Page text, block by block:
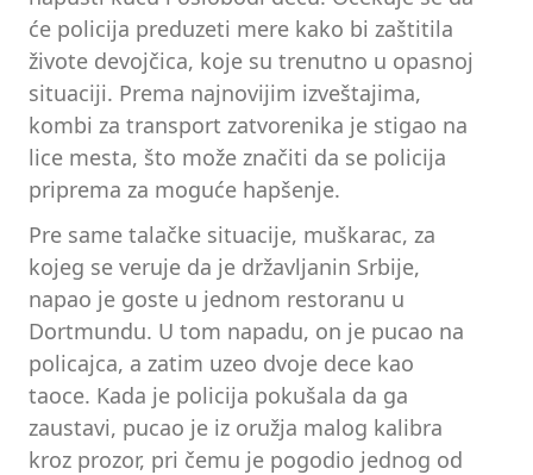
će policija preduzeti mere kako bi zaštitila
živote devojčica, koje su trenutno u opasnoj
situaciji. Prema najnovijim izveštajima,
kombi za transport zatvorenika je stigao na
lice mesta, što može značiti da se policija
priprema za moguće hapšenje.
Pre same talačke situacije, muškarac, za
kojeg se veruje da je državljanin Srbije,
napao je goste u jednom restoranu u
Dortmundu. U tom napadu, on je pucao na
policajca, a zatim uzeo dvoje dece kao
taoce. Kada je policija pokušala da ga
zaustavi, pucao je iz oružja malog kalibra
kroz prozor, pri čemu je pogodio jednog od